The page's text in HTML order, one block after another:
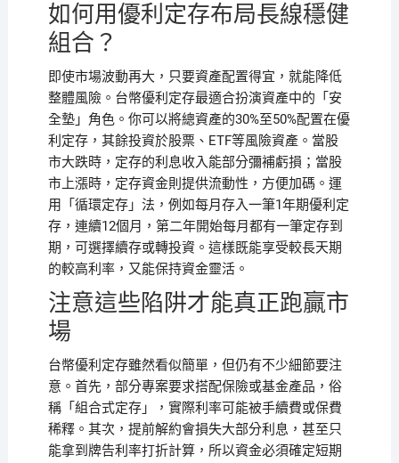
如何用優利定存布局長線穩健
組合？
即使市場波動再大，只要資產配置得宜，就能降低
整體風險。台幣優利定存最適合扮演資產中的「安
全墊」角色。你可以將總資產的30%至50%配置在優
利定存，其餘投資於股票、ETF等風險資產。當股
市大跌時，定存的利息收入能部分彌補虧損；當股
市上漲時，定存資金則提供流動性，方便加碼。運
用「循環定存」法，例如每月存入一筆1年期優利定
存，連續12個月，第二年開始每月都有一筆定存到
期，可選擇續存或轉投資。這樣既能享受較長天期
的較高利率，又能保持資金靈活。
注意這些陷阱才能真正跑贏市
場
台幣優利定存雖然看似簡單，但仍有不少細節要注
意。首先，部分專案要求搭配保險或基金產品，俗
稱「組合式定存」，實際利率可能被手續費或保費
稀釋。其次，提前解約會損失大部分利息，甚至只
能拿到牌告利率打折計算，所以資金必須確定短期